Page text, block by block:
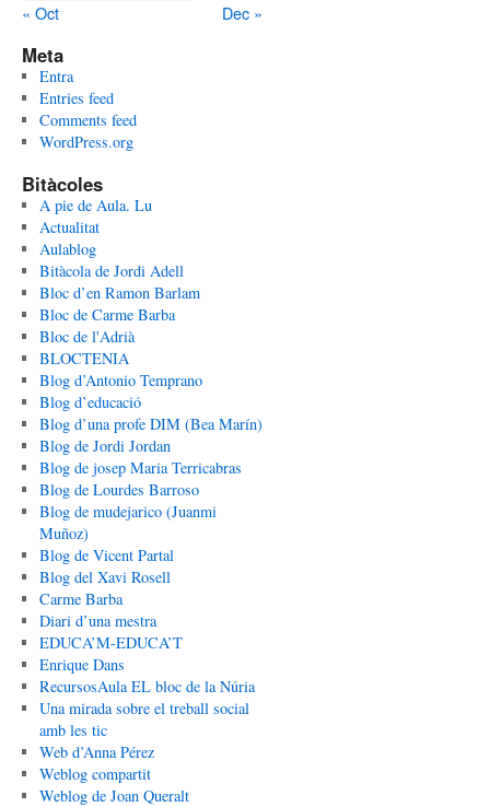
« Oct
Dec »
Meta
Entra
Entries feed
Comments feed
WordPress.org
Bitàcoles
A pie de Aula. Lu
Actualitat
Aulablog
Bitàcola de Jordi Adell
Bloc d’en Ramon Barlam
Bloc de Carme Barba
Bloc de l'Adrià
BLOCTENIA
Blog d’Antonio Temprano
Blog d’educació
Blog d’una profe DIM (Bea Marín)
Blog de Jordi Jordan
Blog de josep Maria Terricabras
Blog de Lourdes Barroso
Blog de mudejarico (Juanmi
Muñoz)
Blog de Vicent Partal
Blog del Xavi Rosell
Carme Barba
Diari d’una mestra
EDUCA’M-EDUCA’T
Enrique Dans
RecursosAula EL bloc de la Núria
Una mirada sobre el treball social
amb les tic
Web d’Anna Pérez
Weblog compartit
Weblog de Joan Queralt